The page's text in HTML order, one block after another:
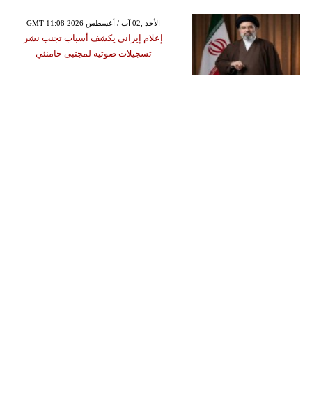
GMT 11:08 2026 الأحد ,02 آب / أغسطس
إعلام إيراني يكشف أسباب تجنب نشر
تسجيلات صوتية لمجتبى خامنئي